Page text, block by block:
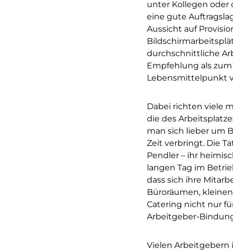
unter Kollegen oder
eine gute
Aussicht auf
durchschnittliche
Empfehlung als
Lebensmittelpunkt
Dabei richten viele
die des
man sich lieber um
Zeit verbringt. Die
Pendler – ihr
langen Tag im
dass sich ihre
Büroräumen,
Catering nicht nur
Arbeitgeber-
Vielen Arbeitgebern